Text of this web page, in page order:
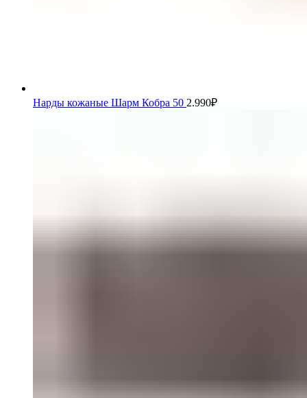
Нарды кожаные Шарм Кобра 50 2.990₽